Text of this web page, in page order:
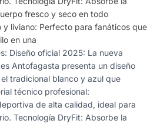
fresco y seco en todo
y liviano: Perfecto para fanáticos que
en una
Diseño oficial 2025: La nueva
Antofagasta presenta un diseño
tradicional blanco y azul que
técnico profesional:
de alta calidad, ideal para
Tecnología DryFit: Absorbe la